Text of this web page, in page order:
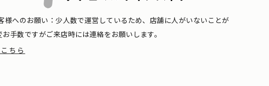
様へのお願い：少人数で運営しているため、店舗に人がいないことが
手数ですがご来店時には連絡をお願いします。
ちら